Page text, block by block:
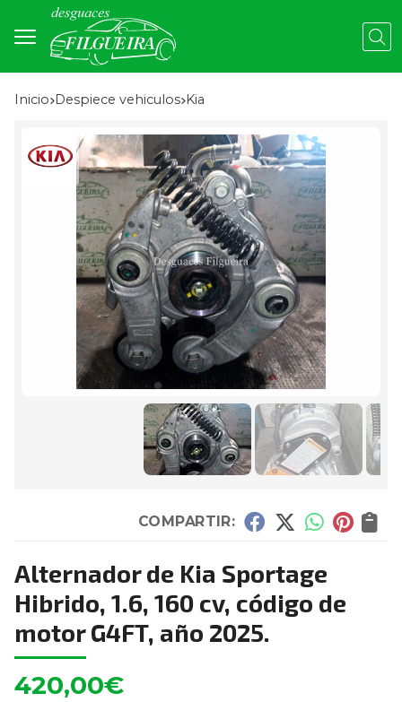
Inicio despiece vehiculos kia
COMPARTIR:
Alternador de Kia Sportage
Hibrido, 1.6, 160 cv, código de
motor G4FT, año 2025.
420,00€